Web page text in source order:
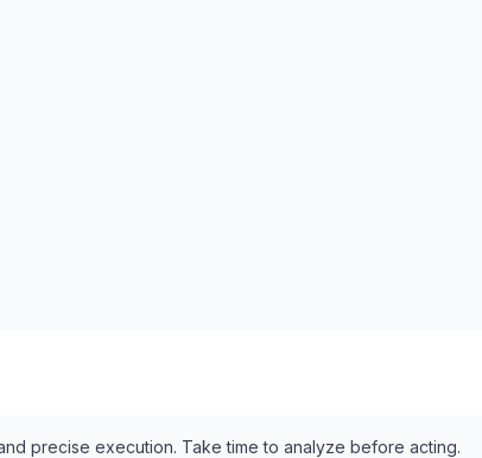
precise execution. Take time to analyze before acting.